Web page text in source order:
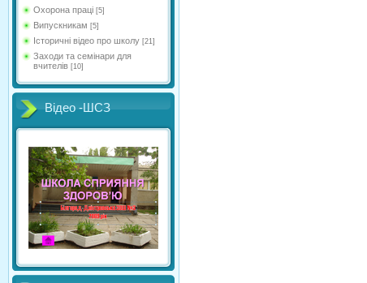
Охорона праці [5]
Випускникам [5]
Історичні відео про школу [21]
Заходи та семінари для
вчителів [10]
Відео -ШСЗ